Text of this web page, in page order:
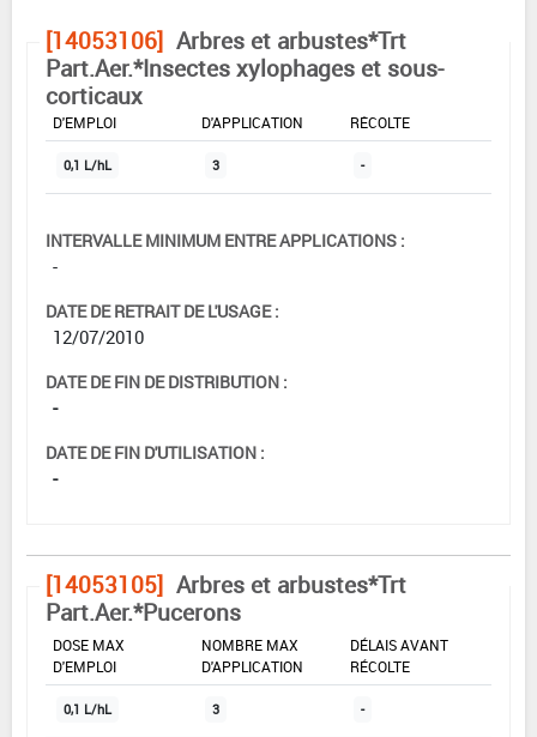
[14053106] Arbres et arbustes*Trt
Part.Aer.*Insectes xylophages et sous-
corticaux
DOSE MAX
D'EMPLOI
D'APPLICATION
RÉCOLTE
0,1 L/hL 3 -
INTERVALLE MINIMUM ENTRE APPLICATIONS :
-
DATE DE RETRAIT DE L'USAGE :
12/07/2010
DATE DE FIN DE DISTRIBUTION :
-
DATE DE FIN D'UTILISATION :
-
[14053105] Arbres et arbustes*Trt
Part.Aer.*Pucerons
DOSE MAX
D'EMPLOI
NOMBRE MAX
D'APPLICATION
DÉLAIS AVANT
RÉCOLTE
0,1 L/hL 3 -